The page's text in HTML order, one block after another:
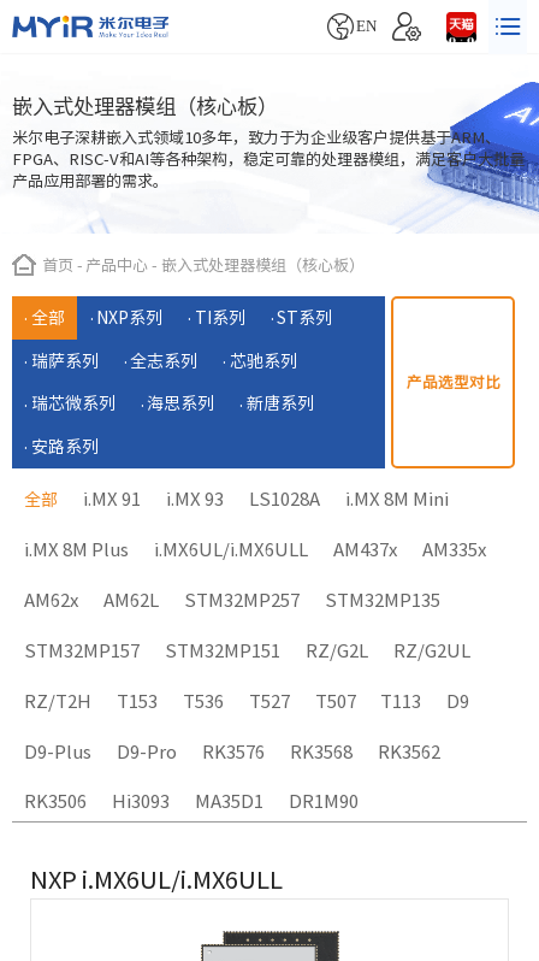

EN 
嵌入式处理器模组（核心板）
米尔电子深耕嵌入式领域10多年，致力于为企业级客户提供基于ARM、
FPGA、RISC-V和AI等各种架构，稳定可靠的处理器模组，满足客户大批量
产品应用部署的需求。
首页 - 产品中心 - 嵌入式处理器模组（核心板）
全部 NXP系列 TI系列 ST系列
瑞萨系列 全志系列 芯驰系列
瑞芯微系列 海思系列 新唐系列
安路系列
产品选型对比
全部 i.MX 91 i.MX 93 LS1028A i.MX 8M Mini
i.MX 8M Plus i.MX6UL/i.MX6ULL AM437x AM335x
AM62x AM62L STM32MP257 STM32MP135
STM32MP157 STM32MP151 RZ/G2L RZ/G2UL
RZ/T2H T153 T536 T527 T507 T113 D9
D9-Plus D9-Pro RK3576 RK3568 RK3562
RK3506 Hi3093 MA35D1 DR1M90
NXP i.MX6UL/i.MX6ULL